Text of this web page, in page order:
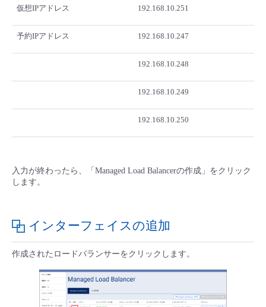
仮想IPアドレス 192.168.10.251
予約IPアドレス 192.168.10.247
192.168.10.248
192.168.10.249
192.168.10.250
入力が終わったら、「Managed Load Balancerの作成」をクリック
します。
インターフェイスの追加
作成されたロードバランサーをクリックします。